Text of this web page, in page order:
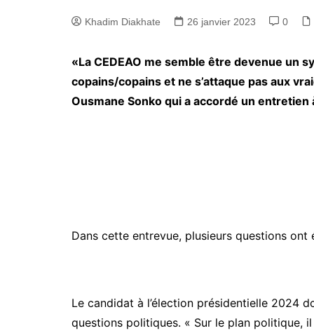
Khadim Diakhate 26 janvier 2023 0
«La CEDEAO me semble être devenue un
copains/copains et ne s’attaque pas aux
Ousmane Sonko qui a accordé un entretien
Dans cette entrevue, plusieurs questions ont
Le candidat à l’élection présidentielle 2024
questions politiques. « Sur le plan politique,